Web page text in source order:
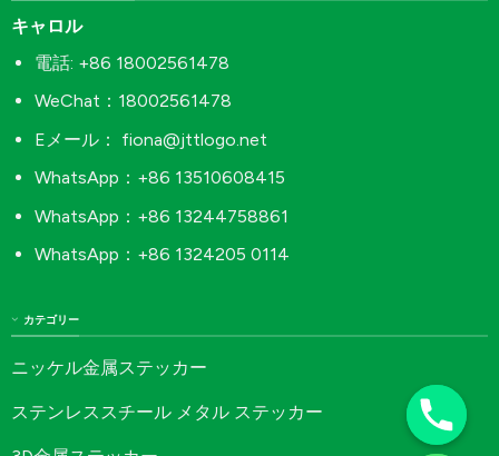
カテゴリー
ニッケル金属ステッカー
ステンレススチール メタル ステッカー
キャロル
電話: +86 18002561478
WeChat：18002561478
Eメール： fiona@jttlogo.net
WhatsApp：+86 13510608415
WhatsApp：+86 13244758861
WhatsApp：+86 1324205 0114